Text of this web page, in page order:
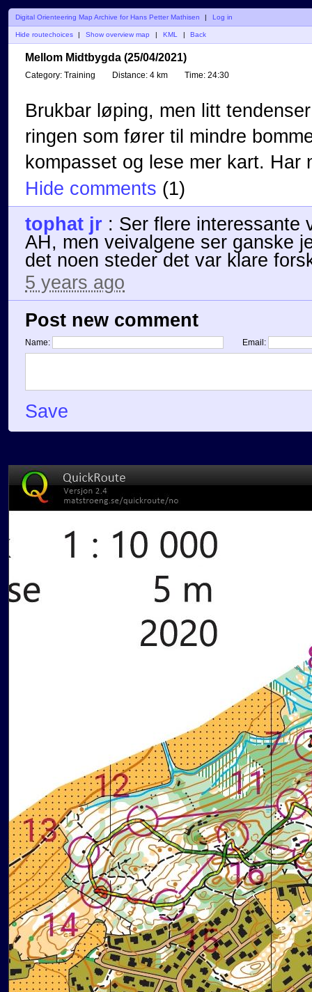
Digital Orienteering Map Archive for Hans Petter Mathisen | Log in
Hide routechoices Show overview map KML Back
Mellom Midtbygda (25/04/2021)
Category: Training Distance: 4 km Time: 24:30
Brukbar løping, men litt
ringen som fører til mindre
kompasset og lese mer kart. Har
Hide comments (1)
tophat jr : Ser flere interessante
AH, men veivalgene ser ganske
det noen steder det var klare
5 years ago
Post new comment
Name: Email:
Save